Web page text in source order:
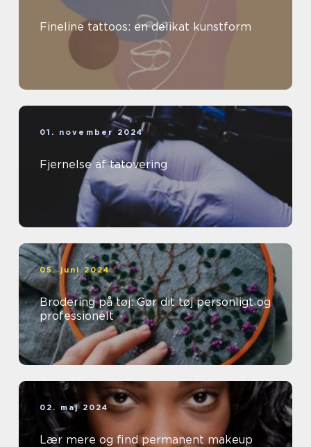
Fineline tattoos: en delikat kunstform
01. november 2024
Fjernelse af tatovering
05. juni 2024
Brodering på tøj: Gør dit tøj personligt og
professionelt
02. maj 2024
Lær mere og find permanent makeup